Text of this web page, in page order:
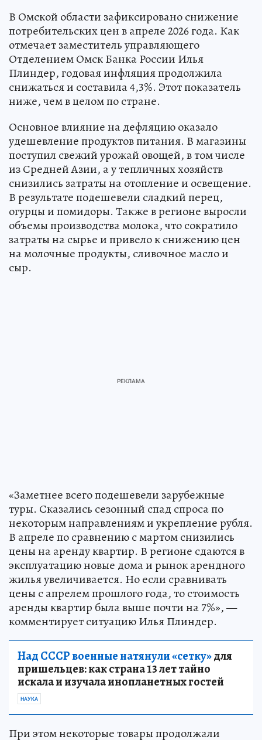
В Омской области зафиксировано снижение
потребительских цен в апреле 2026 года. Как
отмечает заместитель управляющего
Отделением Омск Банка России Илья
Плиндер, годовая инфляция продолжила
снижаться и составила 4,3%. Этот показатель
ниже, чем в целом по стране.
Основное влияние на дефляцию оказало
удешевление продуктов питания. В магазины
поступил свежий урожай овощей, в том числе
из Средней Азии, а у тепличных хозяйств
снизились затраты на отопление и освещение.
В результате подешевели сладкий перец,
огурцы и помидоры. Также в регионе выросли
объемы производства молока, что сократило
затраты на сырье и привело к снижению цен
на молочные продукты, сливочное масло и
сыр.
«Заметнее всего подешевели зарубежные
туры. Сказались сезонный спад спроса по
некоторым направлениям и укрепление рубля.
В апреле по сравнению с мартом снизились
цены на аренду квартир. В регионе сдаются в
эксплуатацию новые дома и рынок арендного
жилья увеличивается. Но если сравнивать
цены с апрелем прошлого года, то стоимость
аренды квартир была выше почти на 7%», —
комментирует ситуацию Илья Плиндер.
Над СССР военные натянули «сетку»для
пришельцев: как страна 13 лет тайно
искала и изучала инопланетных гостей
НАУКА
При этом некоторые товары продолжали